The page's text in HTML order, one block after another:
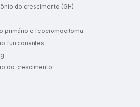
do crescimento (GH)
primário e feocromocitoma
funcionantes
do crescimento